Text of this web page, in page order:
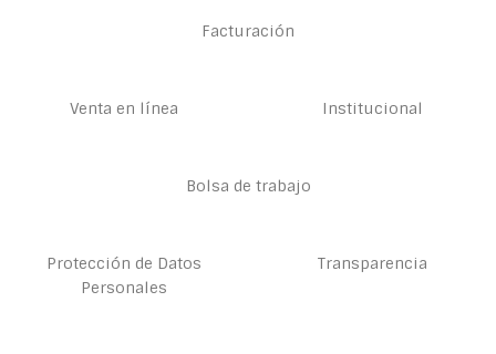
Facturación
Venta en línea Institucional
Bolsa de trabajo
Protección de Datos
Personales
Transparencia